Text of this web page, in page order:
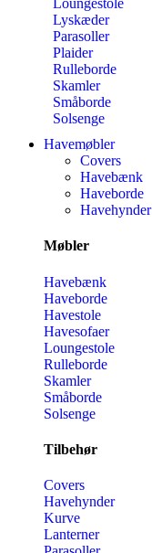
Loungestole
Lyskæder
Parasoller
Plaider
Rulleborde
Skamler
Småborde
Solsenge
Havemøbler
Covers
Havebænk
Haveborde
Havehynder
Møbler
Havebænk
Haveborde
Havestole
Havesofaer
Loungestole
Rulleborde
Skamler
Småborde
Solsenge
Tilbehør
Covers
Havehynder
Kurve
Lanterner